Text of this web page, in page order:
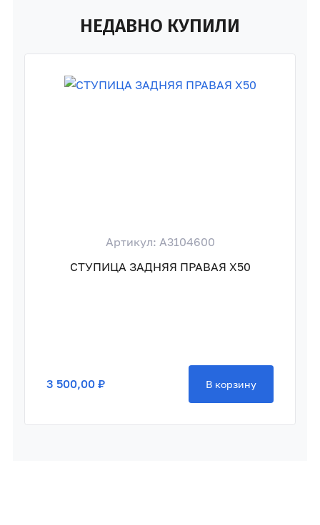
НЕДАВНО КУПИЛИ
Артикул: A3104600
СТУПИЦА ЗАДНЯЯ ПРАВАЯ X50
3 500,00 ₽ В корзину